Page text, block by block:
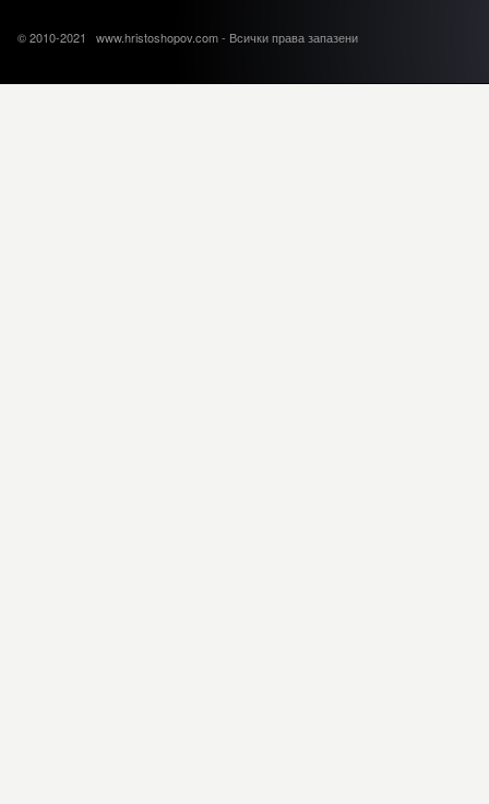
© 2010-2021 www.hristoshopov.com - Всички права запазени